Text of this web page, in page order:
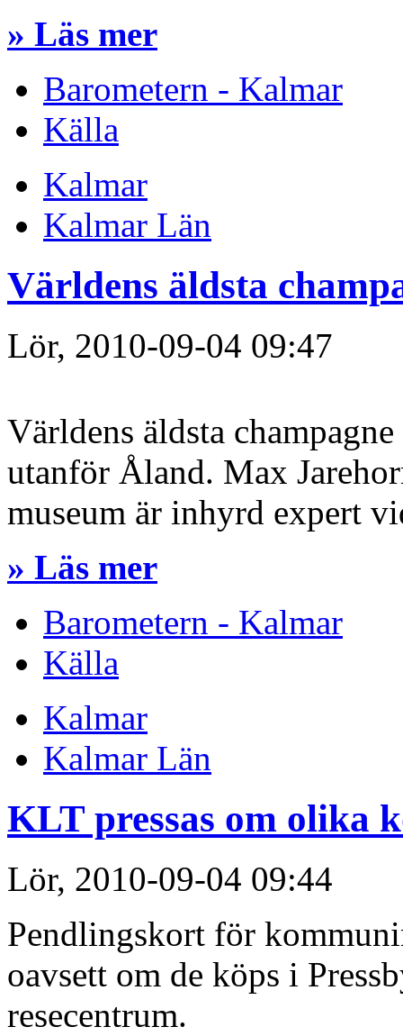
» Läs mer
Barometern - Kalmar
Källa
Kalmar
Kalmar Län
Världens äldsta
Lör, 2010-09-04 09:47
Världens äldsta
utanför Åland. Max
museum är inhyrd expert
» Läs mer
Barometern - Kalmar
Källa
Kalmar
Kalmar Län
KLT pressas om olika
Lör, 2010-09-04 09:44
Pendlingskort för
oavsett om de köps i
resecentrum.